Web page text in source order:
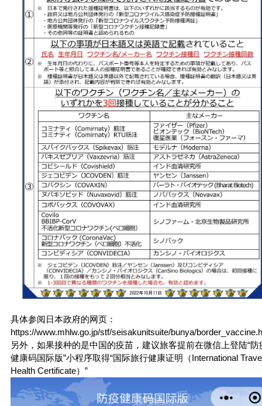
具体参阅日本政府的网页 ：
https://www.mhlw.go.jp/stf/seisakunitsuite/bunya/
另外，如果接种的是中国的疫苗，建议旅客提前在微信上登陆“防
健康码国际版”小程序取得“国际旅行健康证明（International
Health Certificate）”